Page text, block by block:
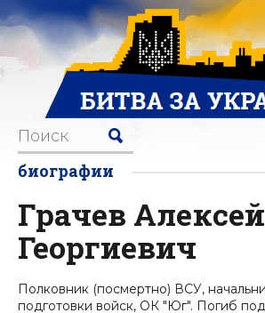
биографии
Грачев Алексей
Георгиевич
Полковник (посмертно) ВСУ,
подготовки войск, ОК "Юг". Погиб